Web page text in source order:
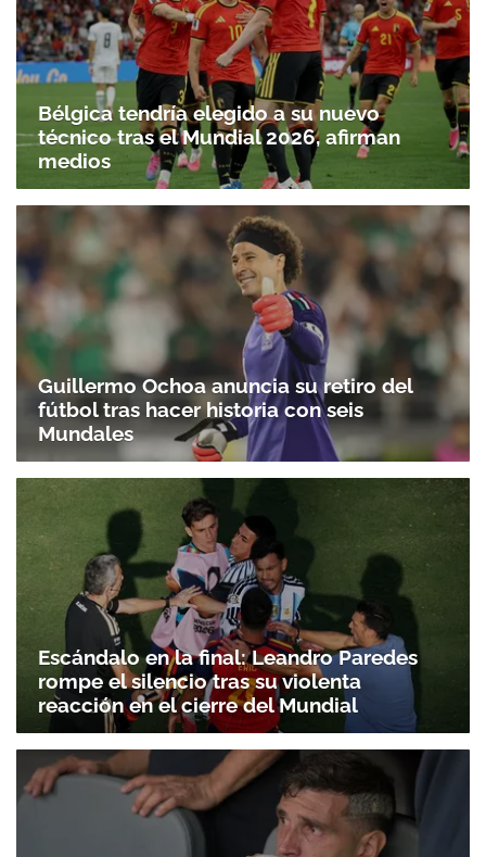
Bélgica tendría elegido a su nuevo
técnico tras el Mundial 2026, afirman
medios
Guillermo Ochoa anuncia su retiro del
fútbol tras hacer historia con seis
Mundales
Escándalo en la final: Leandro Paredes
rompe el silencio tras su violenta
reacción en el cierre del Mundial